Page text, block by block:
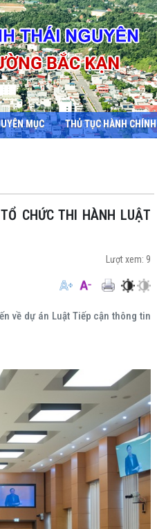
MỤC THỦ TỤC HÀNH CHÍNH
Lượt xem: 9
về dự án Luật Tiếp cận thông tin